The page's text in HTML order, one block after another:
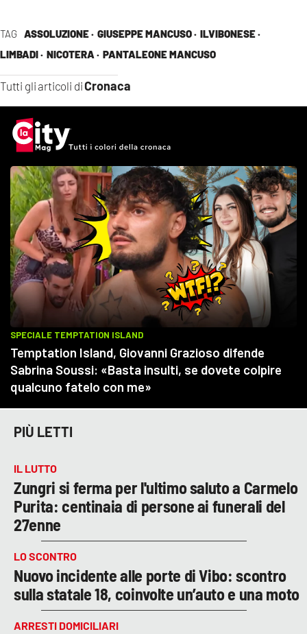
TAG ASSOLUZIONE · GIUSEPPE MANCUSO · ILVIBONESE ·
LIMBADI · NICOTERA · PANTALEONE MANCUSO
Tutti gli articoli diCronaca
PIÙ LETTI
IL LUTTO
Zungri si ferma per l'ultimo saluto a Carmelo
Purita: centinaia di persone ai funerali del
27enne
LO SCONTRO
Nuovo incidente alle porte di Vibo: scontro
sulla statale 18, coinvolte un’auto e una moto
ARRESTI DOMICILIARI